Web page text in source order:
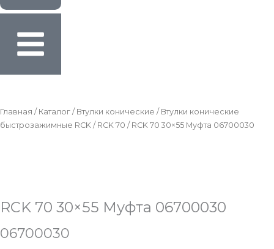
Главная / Каталог / Втулки конические / Втулки конические
быстрозажимные RCK / RCK 70 / RCK 70 30×55 Муфта 06700030
RCK 70 30×55 Муфта 06700030
06700030